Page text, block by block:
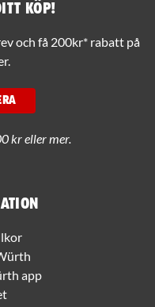
app
köp!
och få 200kr* rabatt på
kr eller mer.